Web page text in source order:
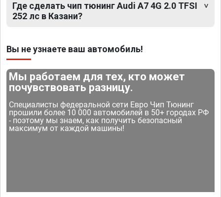
Где сделать чип тюнинг Audi A7 4G 2.0 TFSI
252 лс в Казани?
Вы не узнаете ваш автомобиль!
Мы работаем для тех, кто может
почувствовать разницу.
Специалисты федеральной сети Евро Чип Тюнинг
прошили более 10 000 автомобилей в 50+ городах РФ
- поэтому мы знаем, как получить безопасный
максимум от каждой машины!